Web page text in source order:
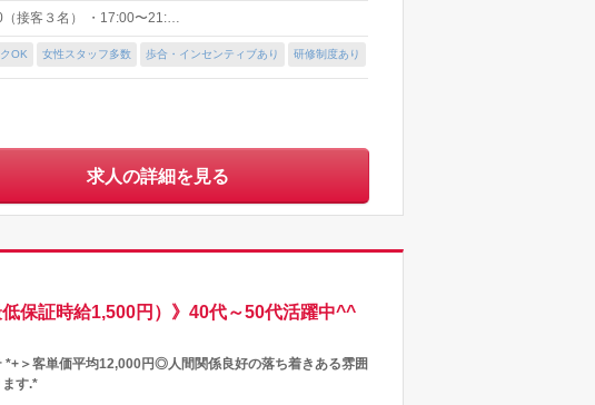
接客３名） ・17:00〜21:…
OK 女性スタッフ多数 歩合・インセンティブあり 研修制度あり
求人の詳細を見る
保証時給1,500円）》40代～50代活躍中^^
＞客単価平均12,000円◎人間関係良好の落ち着きある雰囲
す.*